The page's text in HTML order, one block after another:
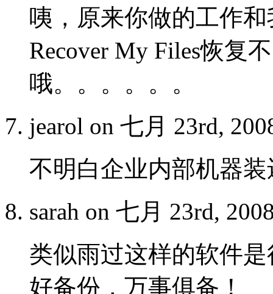
咦，原来你做的工作
Recover My Files恢复
哦。。。。。。
jearol on 七月 23rd,
不明白企业内部机器
sarah on 七月 23rd,
类似雨过这样的软件
好备份，万事俱备！